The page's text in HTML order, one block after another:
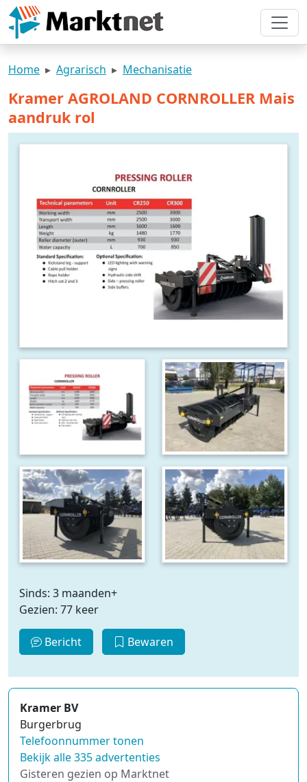
Home Agrarisch Mechanisatie
Kramer AGROLAND CORNROLLER Mais
aandruk rol
Sinds: 3 maanden+
Gezien: 77 keer
Bericht Bewaren
Kramer BV
Burgerbrug
Telefoonnummer tonen
Bekijk alle 335 advertenties
Gisteren gezien op Marktnet